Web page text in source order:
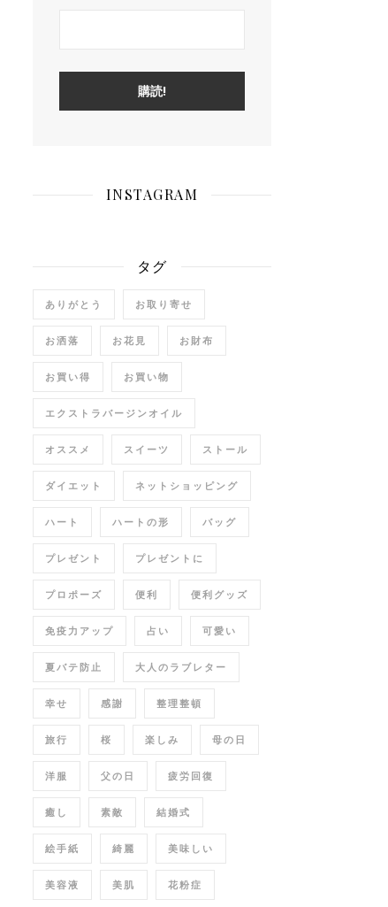
INSTAGRAM
タグ
ありがとう お取り寄せ
お洒落 お花見 お財布
お買い得 お買い物
エクストラバージンオイル
オススメ スイーツ ストール
ダイエット ネットショッピング
ハート ハートの形 バッグ
プレゼント プレゼントに
プロポーズ 便利 便利グッズ
免疫力アップ 占い 可愛い
夏バテ防止 大人のラブレター
幸せ 感謝 整理整頓
旅行 桜 楽しみ 母の日
洋服 父の日 疲労回復
癒し 素敵 結婚式
絵手紙 綺麗 美味しい
美容液 美肌 花粉症